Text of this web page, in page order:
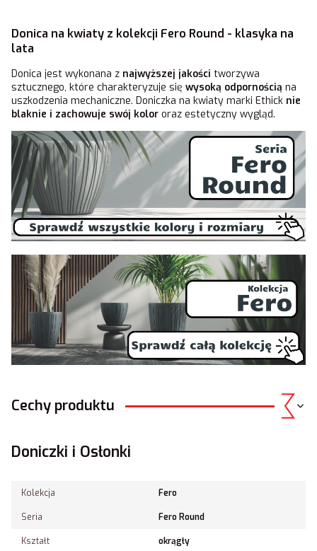
Donica na kwiaty z kolekcji Fero Round - klasyka na
lata
Donica jest wykonana z najwyższej jakości tworzywa
sztucznego, które charakteryzuje się wysoką odpornością na
uszkodzenia mechaniczne. Doniczka na kwiaty marki Ethick nie
blaknie i zachowuje swój kolor oraz estetyczny wygląd.
Cechy produktu
Doniczki i Osłonki
Kolekcja Fero
Seria Fero Round
Kształt okrągły